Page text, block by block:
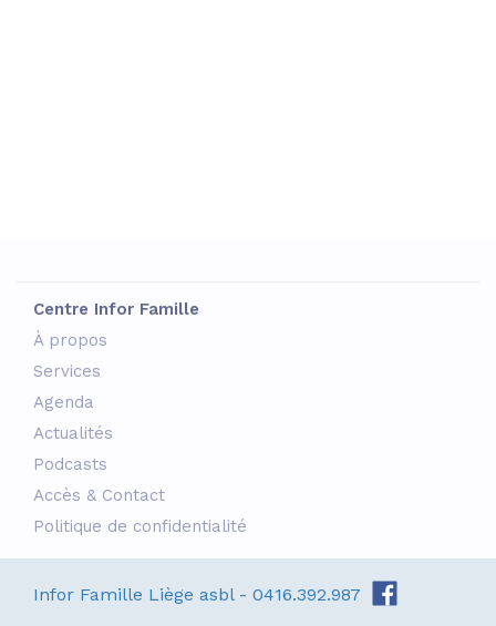
Centre Infor Famille
À propos
Services
Agenda
Actualités
Podcasts
Accès & Contact
Politique de confidentialité
Infor Famille Liège asbl - 0416.392.987